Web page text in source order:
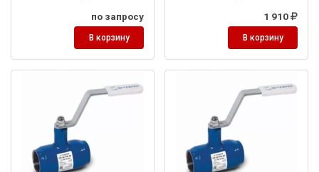
по запросу
В корзину
1 910
В корзину